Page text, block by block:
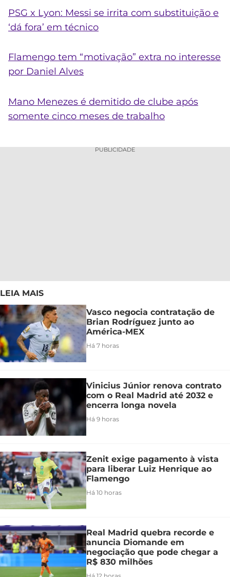
PSG x Lyon: Messi se irrita com substituição e
‘dá fora’ em técnico
Flamengo tem “motivação” extra no interesse
por Daniel Alves
Mano Menezes é demitido de clube após
somente cinco meses de trabalho
PUBLICIDADE
LEIA MAIS
Vasco negocia contratação de
Brian Rodríguez junto ao
América-MEX
Há 7 horas
Vinicius Júnior renova contrato
com o Real Madrid até 2032 e
encerra longa novela
Há 9 horas
Zenit exige pagamento à vista
para liberar Luiz Henrique ao
Flamengo
Há 10 horas
Real Madrid quebra recorde e
anuncia Diomande em
negociação que pode chegar a
R$ 830 milhões